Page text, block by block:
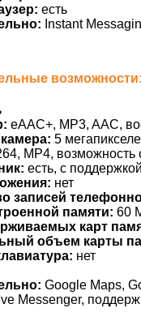
есть
Instant
возможности:
eAAC+, MP3, AAC,
5
MP4, возможность
есть, с
нет
записей
памяти: 60
карт
объем карты
нет
Google Maps,
Messenger,